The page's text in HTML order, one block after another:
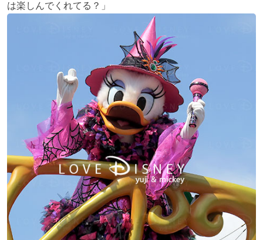
は楽しんでくれてる？」